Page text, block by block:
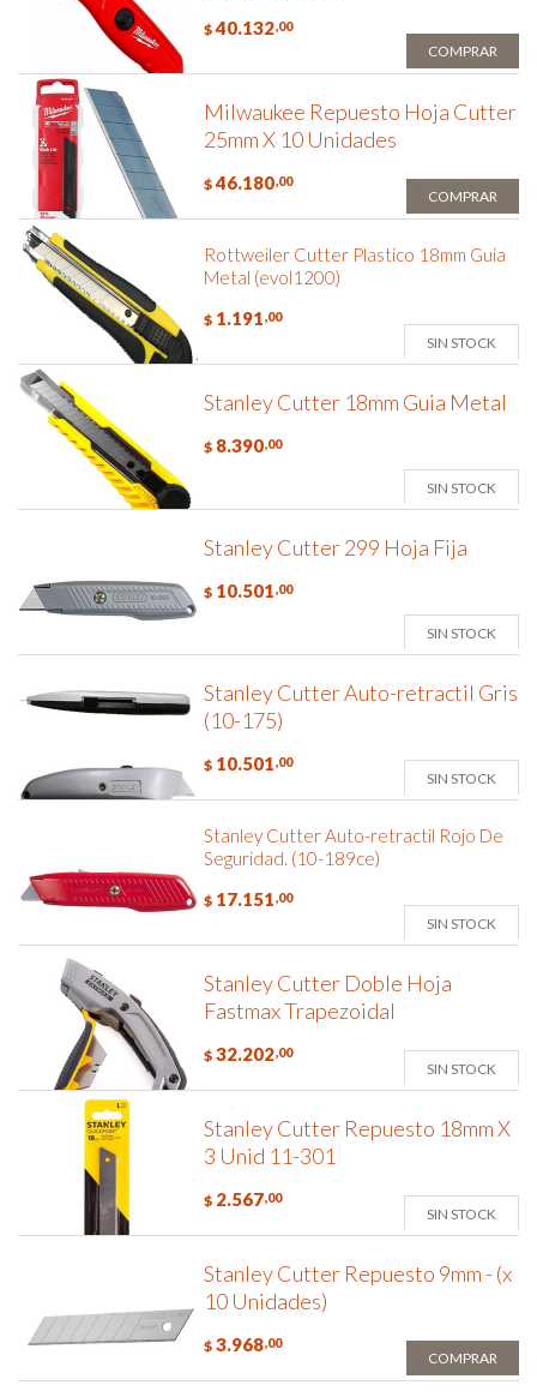
$ 40.132,00
COMPRAR
Milwaukee Repuesto Hoja Cutter
25mm X 10 Unidades
$ 46.180,00
COMPRAR
Rottweiler Cutter Plastico 18mm Guia
Metal (evol1200)
$ 1.191,00
SIN STOCK
Stanley Cutter 18mm Guia Metal
$ 8.390,00
SIN STOCK
Stanley Cutter 299 Hoja Fija
$ 10.501,00
SIN STOCK
Stanley Cutter Auto-retractil Gris
(10-175)
$ 10.501,00
SIN STOCK
Stanley Cutter Auto-retractil Rojo De
Seguridad. (10-189ce)
$ 17.151,00
SIN STOCK
Stanley Cutter Doble Hoja
Fastmax Trapezoidal
$ 32.202,00
SIN STOCK
Stanley Cutter Repuesto 18mm X
3 Unid 11-301
$ 2.567,00
SIN STOCK
Stanley Cutter Repuesto 9mm - (x
10 Unidades)
$ 3.968,00
COMPRAR